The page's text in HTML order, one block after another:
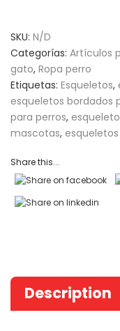
SKU: N/D
Categorías: Artículos
gato, Ropa perro
Etiquetas: Esqueletos,
esqueletos bordados
para perros,
mascotas,
Share this...
Description